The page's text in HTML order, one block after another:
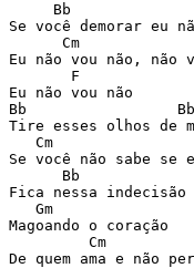
Bb
Se você demorar eu
      Cm
Eu não vou não, não
       F
Eu não vou não
Bb
Tire esses olhos de
Cm
Se você não sabe se
      Bb
Fica nessa indecisão
   Gm
Magoando o coração
Cm
De quem ama e não